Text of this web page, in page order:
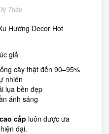
Thảo
Hướng Decor Hot
giả
cây thật đến 90–95%
nhiên
lụa bền đẹp
ánh sáng
cấp luôn được ưa
đại.